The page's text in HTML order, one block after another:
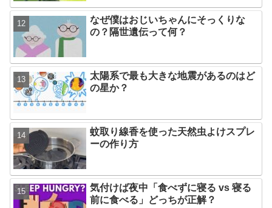
なぜ僕はおじいちゃんにそっくりな
の？隔世遺伝って何？
太陽系で最も大きな地震があるのはど
の星か？
蚊取り線香を使った天然虫よけスプレ
ーの作り方
気付けば夜中「食べずに寝る vs 寝る
前に食べる」どっちが正解？